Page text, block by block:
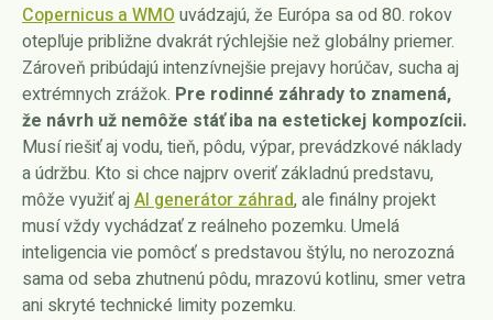
Copernicus a WMOuvádzajú, že Európa sa od 80. rokov
otepľuje približne dvakrát rýchlejšie než globálny priemer.
Zároveň pribúdajú intenzívnejšie prejavy horúčav, sucha aj
extrémnych zrážok. Pre rodinné záhrady to znamená,
že návrh už nemôže stáť iba na estetickej kompozícii.
Musí riešiť aj vodu, tieň, pôdu, výpar, prevádzkové náklady
a údržbu. Kto si chce najprv overiť základnú predstavu,
môže využiť aj AI generátor záhrad, ale finálny projekt
musí vždy vychádzať z reálneho pozemku. Umelá
inteligencia vie pomôcť s predstavou štýlu, no nerozozná
sama od seba zhutnenú pôdu, mrazovú kotlinu, smer vetra
ani skryté technické limity pozemku.